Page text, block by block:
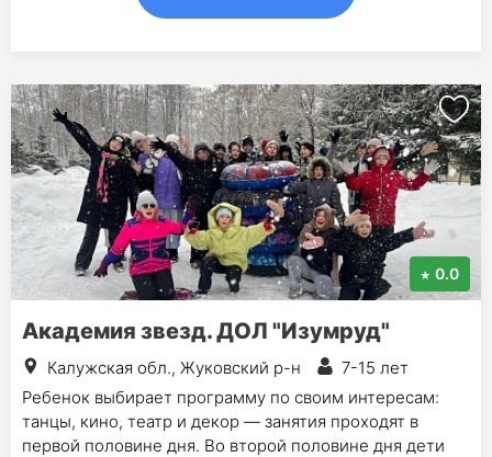
0.0
Академия звезд. ДОЛ "Изумруд"
Калужская обл., Жуковский р-н
7-15 лет
Ребенок выбирает программу по своим интересам:
танцы, кино, театр и декор — занятия проходят в
первой половине дня. Во второй половине дня дети